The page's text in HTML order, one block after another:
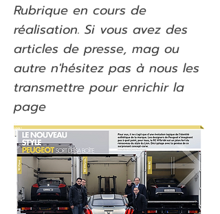
Rubrique en cours de
réalisation. Si vous avez des
articles de presse, mag ou
autre n'hésitez pas à nous les
transmettre pour enrichir la
page